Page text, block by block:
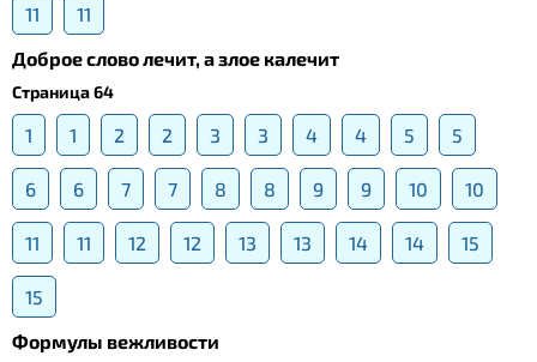
11
11
Доброе слово лечит, а злое калечит
Страница 64
1 1 2 2 3 3 4 4 5 5
6 6 7 7 8 8 9 9 10 10
11 11 12 12 13 13 14 14 15
15
Формулы вежливости